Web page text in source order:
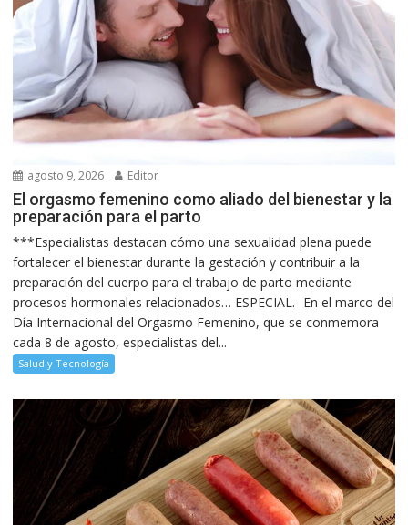
agosto 9, 2026 Editor
El orgasmo femenino como aliado del bienestar y la
preparación para el parto
***Especialistas destacan cómo una sexualidad plena puede
fortalecer el bienestar durante la gestación y contribuir a la
preparación del cuerpo para el trabajo de parto mediante
procesos hormonales relacionados… ESPECIAL.- En el marco del
Día Internacional del Orgasmo Femenino, que se conmemora
cada 8 de agosto, especialistas del...
Salud y Tecnología